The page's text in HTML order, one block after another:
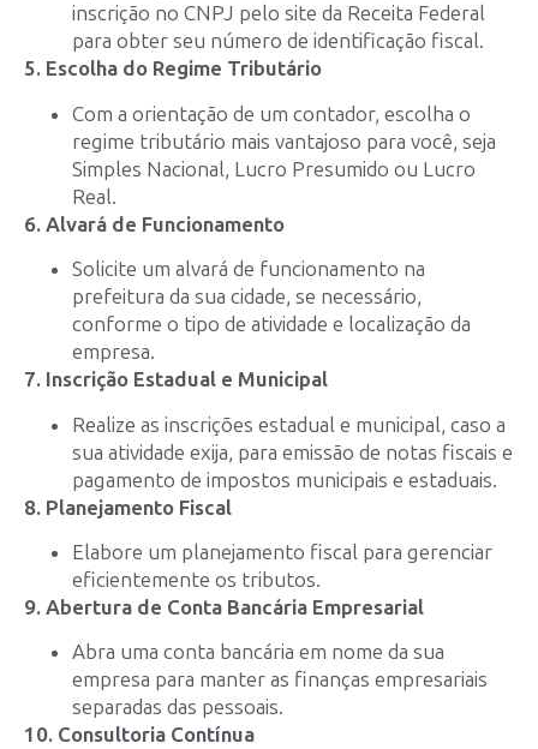
inscrição no CNPJ pelo site da Receita Federal
para obter seu número de identificação fiscal.
5. Escolha do Regime Tributário
Com a orientação de um contador, escolha o
regime tributário mais vantajoso para você, seja
Simples Nacional, Lucro Presumido ou Lucro
Real.
6. Alvará de Funcionamento
Solicite um alvará de funcionamento na
prefeitura da sua cidade, se necessário,
conforme o tipo de atividade e localização da
empresa.
7. Inscrição Estadual e Municipal
Realize as inscrições estadual e municipal, caso a
sua atividade exija, para emissão de notas fiscais e
pagamento de impostos municipais e estaduais.
8. Planejamento Fiscal
Elabore um planejamento fiscal para gerenciar
eficientemente os tributos.
9. Abertura de Conta Bancária Empresarial
Abra uma conta bancária em nome da sua
empresa para manter as finanças empresariais
separadas das pessoais.
10. Consultoria Contínua